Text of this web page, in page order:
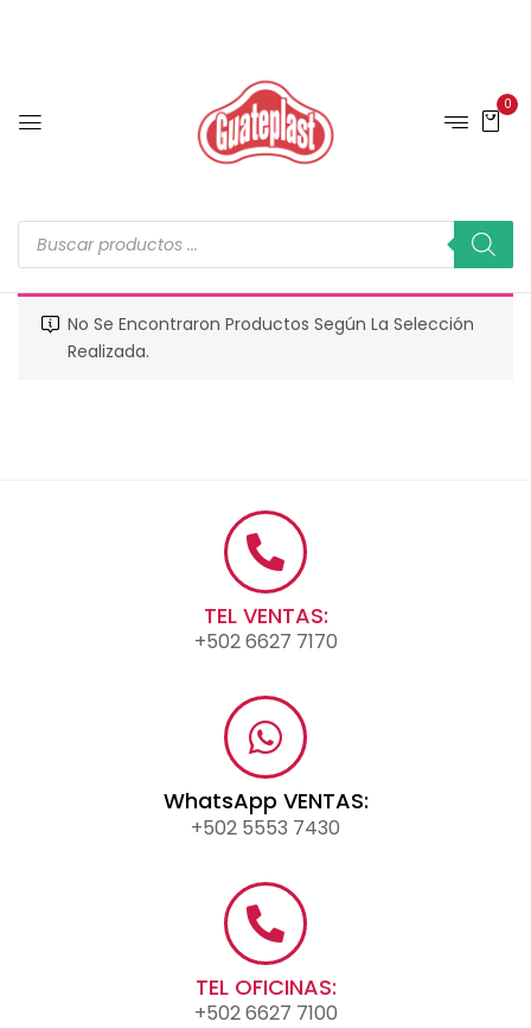
0
No Se Encontraron Productos Según La Selección
Realizada.
TEL VENTAS:
+502 6627 7170
WhatsApp VENTAS:
+502 5553 7430
TEL OFICINAS:
+502 6627 7100